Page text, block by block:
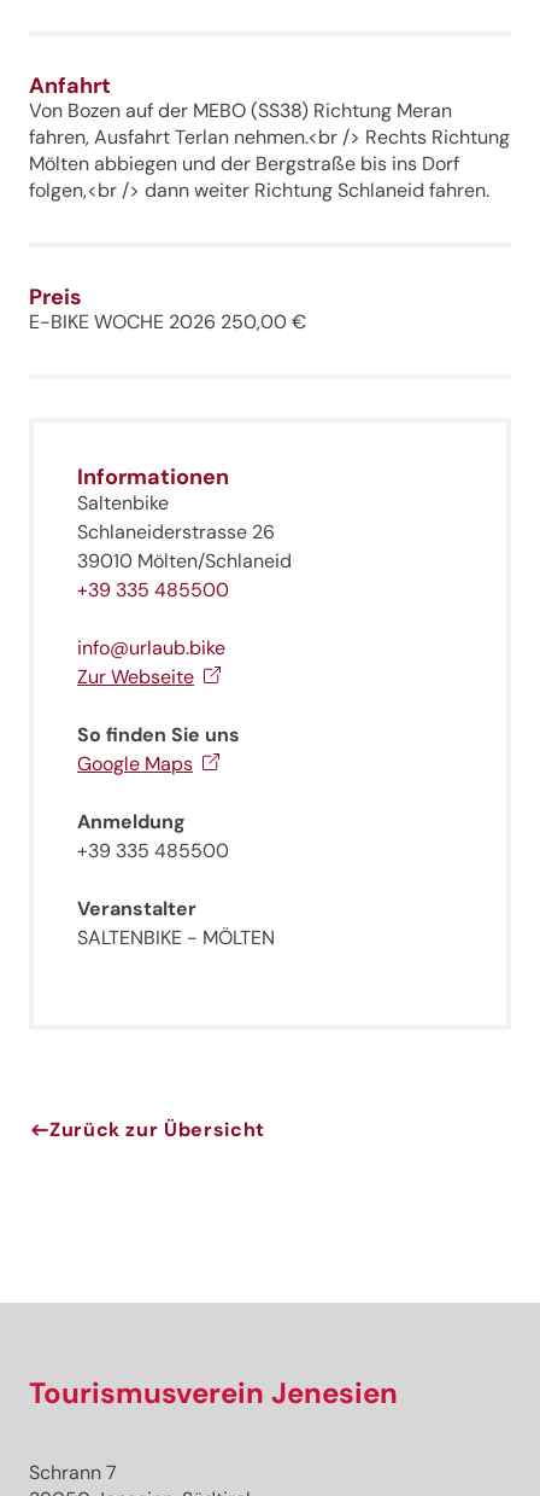
Anfahrt
Von Bozen auf der MEBO (SS38) Richtung Meran
fahren, Ausfahrt Terlan nehmen.<br /> Rechts Richtung
Mölten abbiegen und der Bergstraße bis ins Dorf
folgen,<br /> dann weiter Richtung Schlaneid fahren.
Preis
E-BIKE WOCHE 2026 250,00 €
Informationen
Saltenbike
Schlaneiderstrasse 26
39010 Mölten/Schlaneid
+39 335 485500
info@urlaub.bike
Zur Webseite
So finden Sie uns
Google Maps
Anmeldung
+39 335 485500
Veranstalter
SALTENBIKE - MÖLTEN
Zurück zur Übersicht
Tourismusverein Jenesien
Schrann 7
Jenesien auch in der Ferne immer ganz nah - mit
Melde dich jetzt an und hol dir die neuesten Infos zu
unserer sanften Ferienregion direkt nach Hause.
Wir freuen uns auf dich!
Jetzt anmelden!